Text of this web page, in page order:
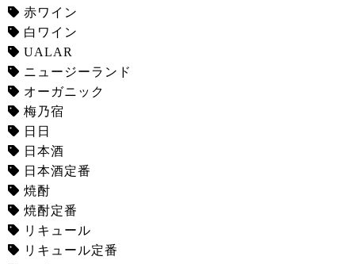
赤ワイン
白ワイン
UALAR
ニュージーランド
オーガニック
梅乃宿
日日
日本酒
日本酒定番
焼酎
焼酎定番
リキュール
リキュール定番